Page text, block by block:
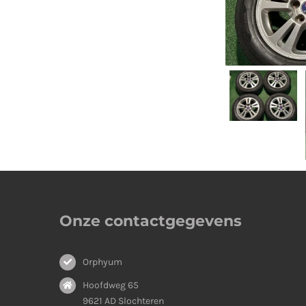
Onze contactgegevens
Orphyum
Hoofdweg 65
9621 AD Slochteren